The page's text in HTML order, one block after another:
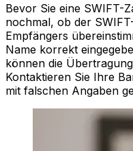
Bevor Sie eine SWIFT-
nochmal, ob der
Empfängers
Name korrekt
können die
Kontaktieren Sie Ihre
mit falschen Angaben